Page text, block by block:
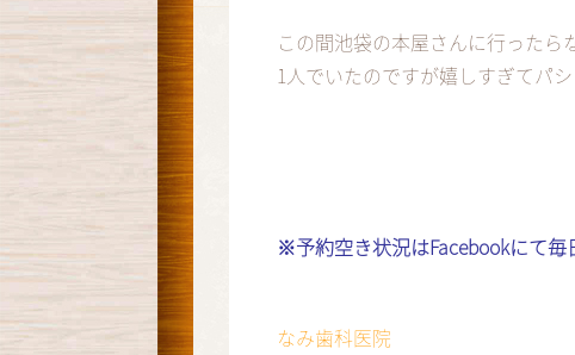
この間池袋の本屋さんに行ったら
1人でいたのですが嬉しすぎてパ
※予約空き状況はFacebookにて毎
なみ歯科医院